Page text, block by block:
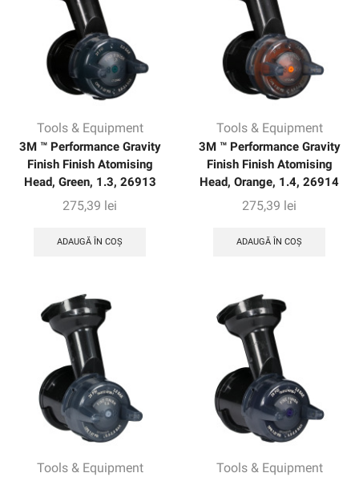
Tools & Equipment
3M ™ Performance Gravity
Finish Finish Atomising
Head, Green, 1.3, 26913
275,39 lei
ADAUGĂ ÎN COȘ
Tools & Equipment
3M ™ Performance Gravity
Finish Finish Atomising
Head, Orange, 1.4, 26914
275,39 lei
ADAUGĂ ÎN COȘ
Tools & Equipment Tools & Equipment